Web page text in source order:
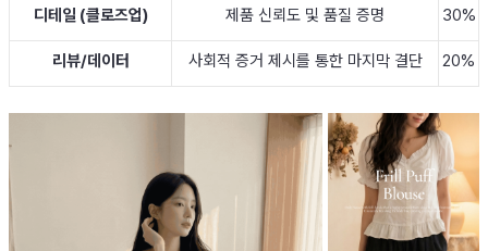
디테일 (클로즈업) 제품 신뢰도 및 품질 증명 30%
리뷰/데이터 사회적 증거 제시를 통한 마지막 결단 20%